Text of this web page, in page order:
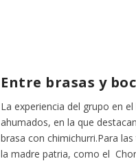
Entre brasas y
La experiencia del grupo en
ahumados, en la que
brasa con chimichurri.Para
la madre patria, como el